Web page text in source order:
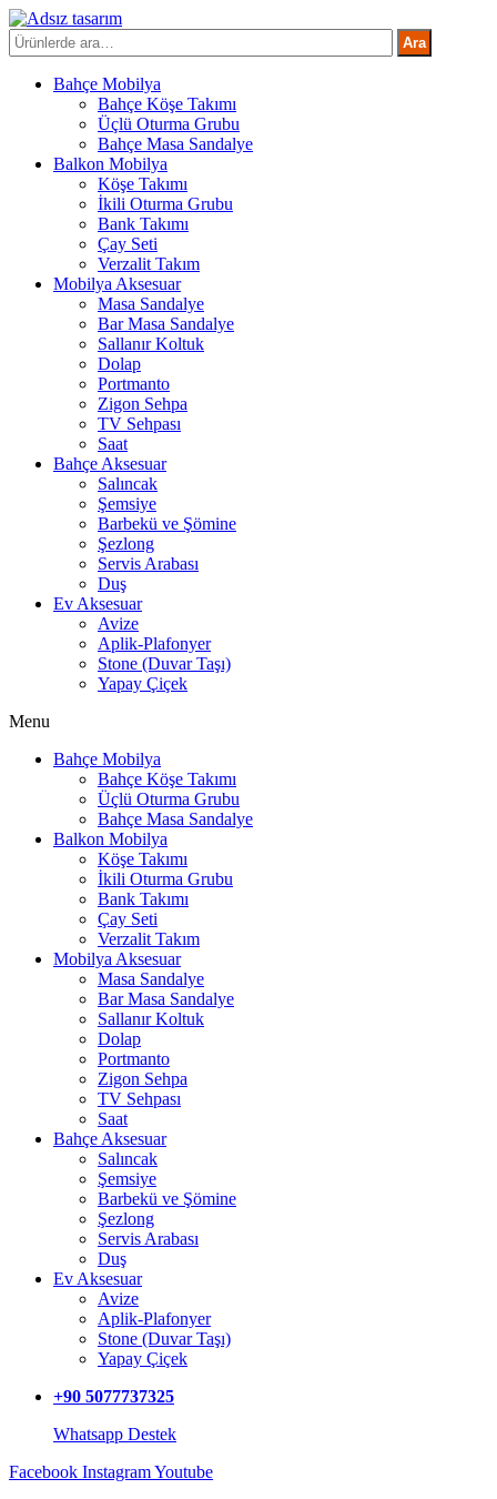
İçeriğe
atla
Ara: Ara
Bahçe Mobilya
Bahçe Köşe Takımı
Üçlü Oturma Grubu
Bahçe Masa Sandalye
Balkon Mobilya
Köşe Takımı
İkili Oturma Grubu
Bank Takımı
Çay Seti
Verzalit Takım
Mobilya Aksesuar
Masa Sandalye
Bar Masa Sandalye
Sallanır Koltuk
Dolap
Portmanto
Zigon Sehpa
TV Sehpası
Saat
Bahçe Aksesuar
Salıncak
Şemsiye
Barbekü ve Şömine
Şezlong
Servis Arabası
Duş
Ev Aksesuar
Avize
Aplik-Plafonyer
Stone (Duvar Taşı)
Yapay Çiçek
Menu
Bahçe Mobilya
Bahçe Köşe Takımı
Üçlü Oturma Grubu
Bahçe Masa Sandalye
Balkon Mobilya
Köşe Takımı
İkili Oturma Grubu
Bank Takımı
Çay Seti
Verzalit Takım
Mobilya Aksesuar
Masa Sandalye
Bar Masa Sandalye
Sallanır Koltuk
Dolap
Portmanto
Zigon Sehpa
TV Sehpası
Saat
Bahçe Aksesuar
Salıncak
Şemsiye
Barbekü ve Şömine
Şezlong
Servis Arabası
Duş
Ev Aksesuar
Avize
Aplik-Plafonyer
Stone (Duvar Taşı)
Yapay Çiçek
+90 5077737325
Whatsapp Destek
Facebook InstagramYoutube